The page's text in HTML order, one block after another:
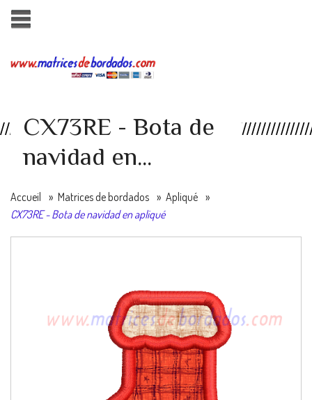
CX73RE - Bota de
navidad en...
Accueil » Matrices de bordados » Apliqué »
CX73RE - Bota de navidad en apliqué